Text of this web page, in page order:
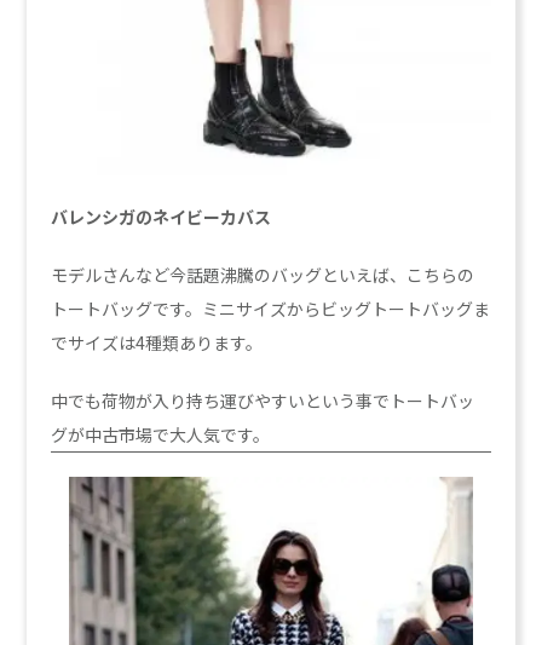
バレンシガのネイビーカバス
モデルさんなど今話題沸騰のバッグといえば、こちらの
トートバッグです。ミニサイズからビッグトートバッグま
でサイズは4種類あります。
中でも荷物が入り持ち運びやすいという事でトートバッ
グが中古市場で大人気です。